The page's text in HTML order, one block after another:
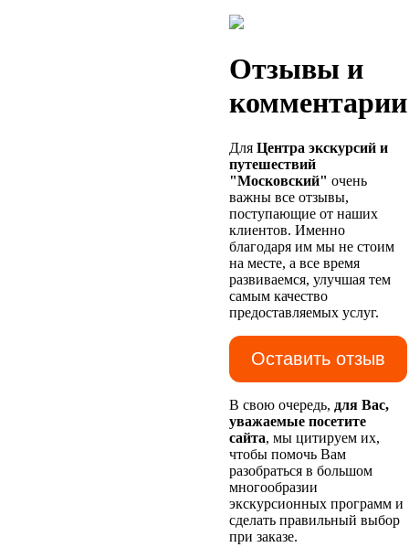
Отзывы и
комментарии
Для Центра экскурсий и
путешествий
"Московский" очень
важны все отзывы,
поступающие от наших
клиентов. Именно
благодаря им мы не стоим
на месте, а все время
развиваемся, улучшая тем
самым качество
предоставляемых услуг.
Оставить отзыв
В свою очередь, для Вас,
уважаемые посетите
сайта, мы цитируем их,
чтобы помочь Вам
разобраться в большом
многообразии
экскурсионных программ и
сделать правильный выбор
при заказе.